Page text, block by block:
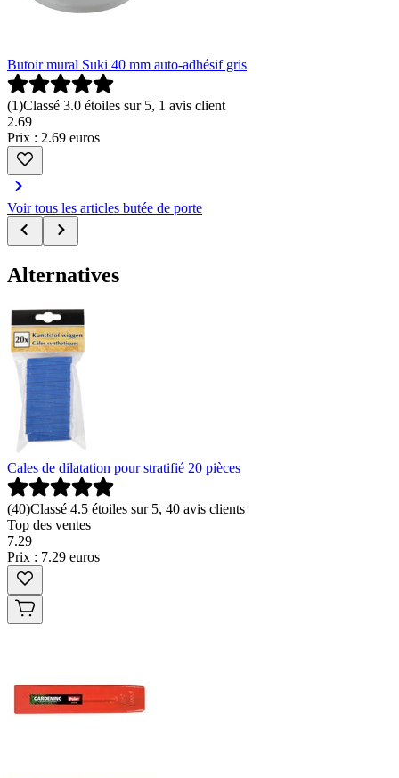
Butoir mural Suki 40 mm auto-adhésif gris
(1)Classé 3.0 étoiles sur 5, 1 avis client
2.69
Prix : 2.69 euros
Voir tous les articles butée de porte
Alternatives
Cales de dilatation pour stratifié 20 pièces
(40)Classé 4.5 étoiles sur 5, 40 avis clients
Top des ventes
7.29
Prix : 7.29 euros